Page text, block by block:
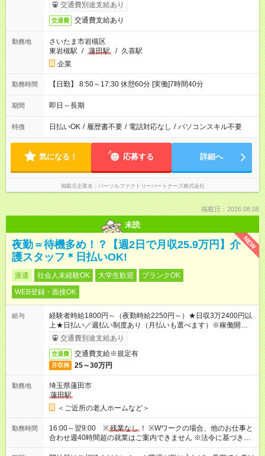
交通費別途支給あり
交通費 交通費支給あり
勤務地
さいたま市岩槻区
東岩槻駅 / 蓮田駅 / 久喜駅
企業
勤務時間 【日勤】 8:50～17:30 休憩60分 [実働]7時間40分
期間 即日～長期
特徴 日払いOK / 履歴書不要 / 電話対応なし / パソコンスキル不要
気になる！ 応募する 詳細へ
掲載元企業名 パーソルファクトリーパートナーズ株式会社
掲載日：2026.08.08
未読
NEW
夜勤＝待機多め！？【週2日で月収25.9万円】介
護スタッフ＊日払いOK!
派遣 社会人未経験OK 大学生歓迎
ブランクOK
WEB登録・面接OK
給与
経験者時給1800円～（夜勤時給2250円～）★日収3万2400円以
上★日払い／週払い制度あり（月払いも選べます）※稼働開始時
は手続き完了次第のお支払いとなります。
交通費別途支給あり
交通費 交通費支給※規定有
月収例 25～30万円
勤務地
埼玉県蓮田市
蓮田駅
＜ご近所の老人ホームなど＞
勤務時間 16:00～翌9:00 ※残業なし ！ ※Wワークの場合、他のお仕事と
合わせ週40時間超の就業はご案内できません ※法令に基づき、
週20時間以上勤務は社会保険への加入対象となります ※労働者